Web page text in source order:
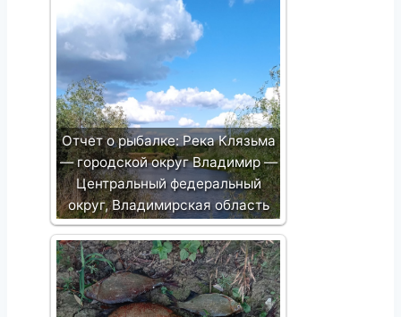
Отчет о рыбалке: Река Клязьма
— городской округ Владимир —
Центральный федеральный
округ, Владимирская область